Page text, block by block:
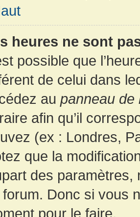
heures ne sont
possible que
de celui dans
au panneau de
afin qu’il
(ex : Londres,
que la
des paramètres,
Donc si vous
pour le faire.